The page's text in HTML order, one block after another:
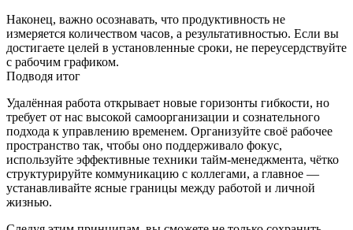
Наконец, важно осознавать, что продуктивность не
измеряется количеством часов, а результативностью. Если вы
достигаете целей в установленные сроки, не переусердствуйте
с рабочим графиком.
Подводя итог
Удалённая работа открывает новые горизонты гибкости, но
требует от нас высокой самоорганизации и сознательного
подхода к управлению временем. Организуйте своё рабочее
пространство так, чтобы оно поддерживало фокус,
используйте эффективные техники тайм‑менеджмента, чётко
структурируйте коммуникацию с коллегами, а главное —
устанавливайте ясные границы между работой и личной
жизнью.